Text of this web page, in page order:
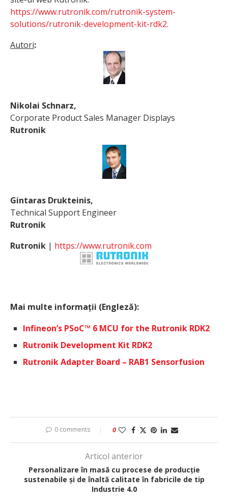
https://www.rutronik.com/rutronik-system-
solutions/rutronik-development-kit-rdk2.
Autori:
Nikolai Schnarz,
Corporate Product Sales Manager Displays
Rutronik
Gintaras Drukteinis,
Technical Support Engineer
Rutronik
Rutronik | https://www.rutronik.com
Mai multe informații (Engleză):
Infineon’s PSoC™ 6 MCU for the Rutronik RDK2
Rutronik Development Kit RDK2
Rutronik Adapter Board – RAB1 Sensorfusion
0 comments 0
Articol anterior
Personalizare în masă cu procese de producție
sustenabile și de înaltă calitate în fabricile de tip
Industrie 4.0